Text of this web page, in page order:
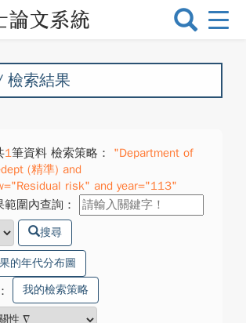
選
換
檢索結果
1筆資料 檢索策略：
"Department of
(精準) and
risk" and year="113"
圍內查詢：
搜尋
的年代分布圖
： 我的檢索策略